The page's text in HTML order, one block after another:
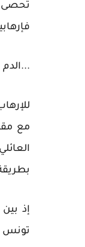
تحصى
مع
إذ
تونس